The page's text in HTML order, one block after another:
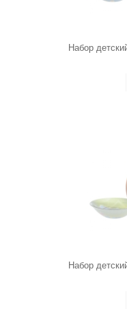
Набор
Набор